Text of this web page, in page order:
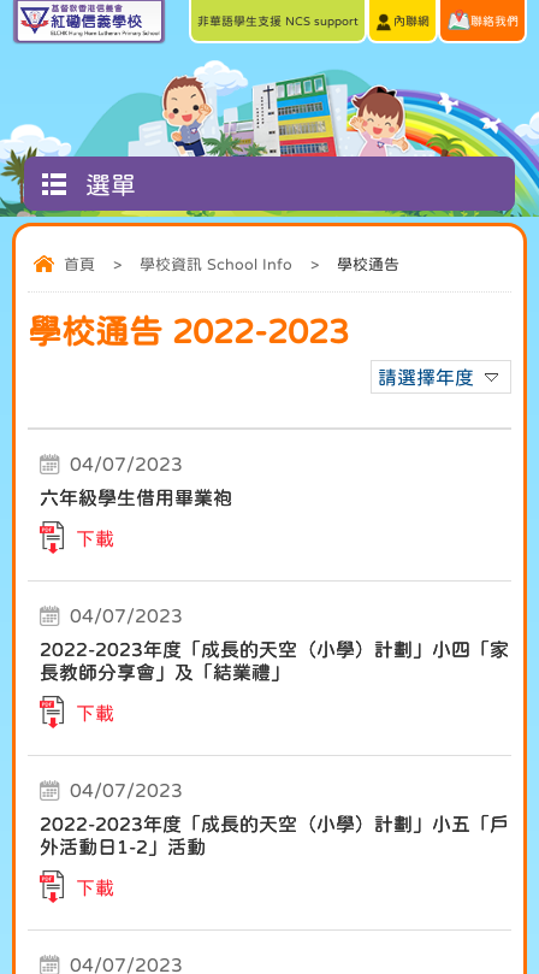
非華語學生支援 NCS support 內聯網 聯絡我們
選單
首頁 > 學校資訊 School Info > 學校通告
學校通告 2022-2023
請選擇年度
04/07/2023
六年級學生借用畢業袍
下載
04/07/2023
2022-2023年度「成長的天空（小學）計劃」小四「家
長教師分享會」及「結業禮」
下載
04/07/2023
2022-2023年度「成長的天空（小學）計劃」小五「戶
外活動日1-2」活動
下載
04/07/2023